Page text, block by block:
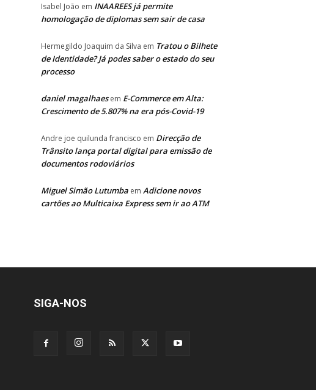
Isabel João em INAAREES já permite
homologação de diplomas sem sair de casa
Hermegildo Joaquim da Silva em Tratou o Bilhete
de Identidade? Já podes saber o estado do seu
processo
daniel magalhaesem E-Commerce em Alta:
Crescimento de 5.807% na era pós-Covid-19
Andre joe quilunda francisco em Direcção de
Trânsito lança portal digital para emissão de
documentos rodoviários
Miguel Simão Lutumba em Adicione novos
cartões ao Multicaixa Express sem ir ao ATM
SIGA-NOS